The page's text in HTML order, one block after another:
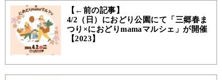
【←前の記事】
4/2（日）におどり公園にて「三郷春ま
つり×におどりmamaマルシェ」が開催
【2023】